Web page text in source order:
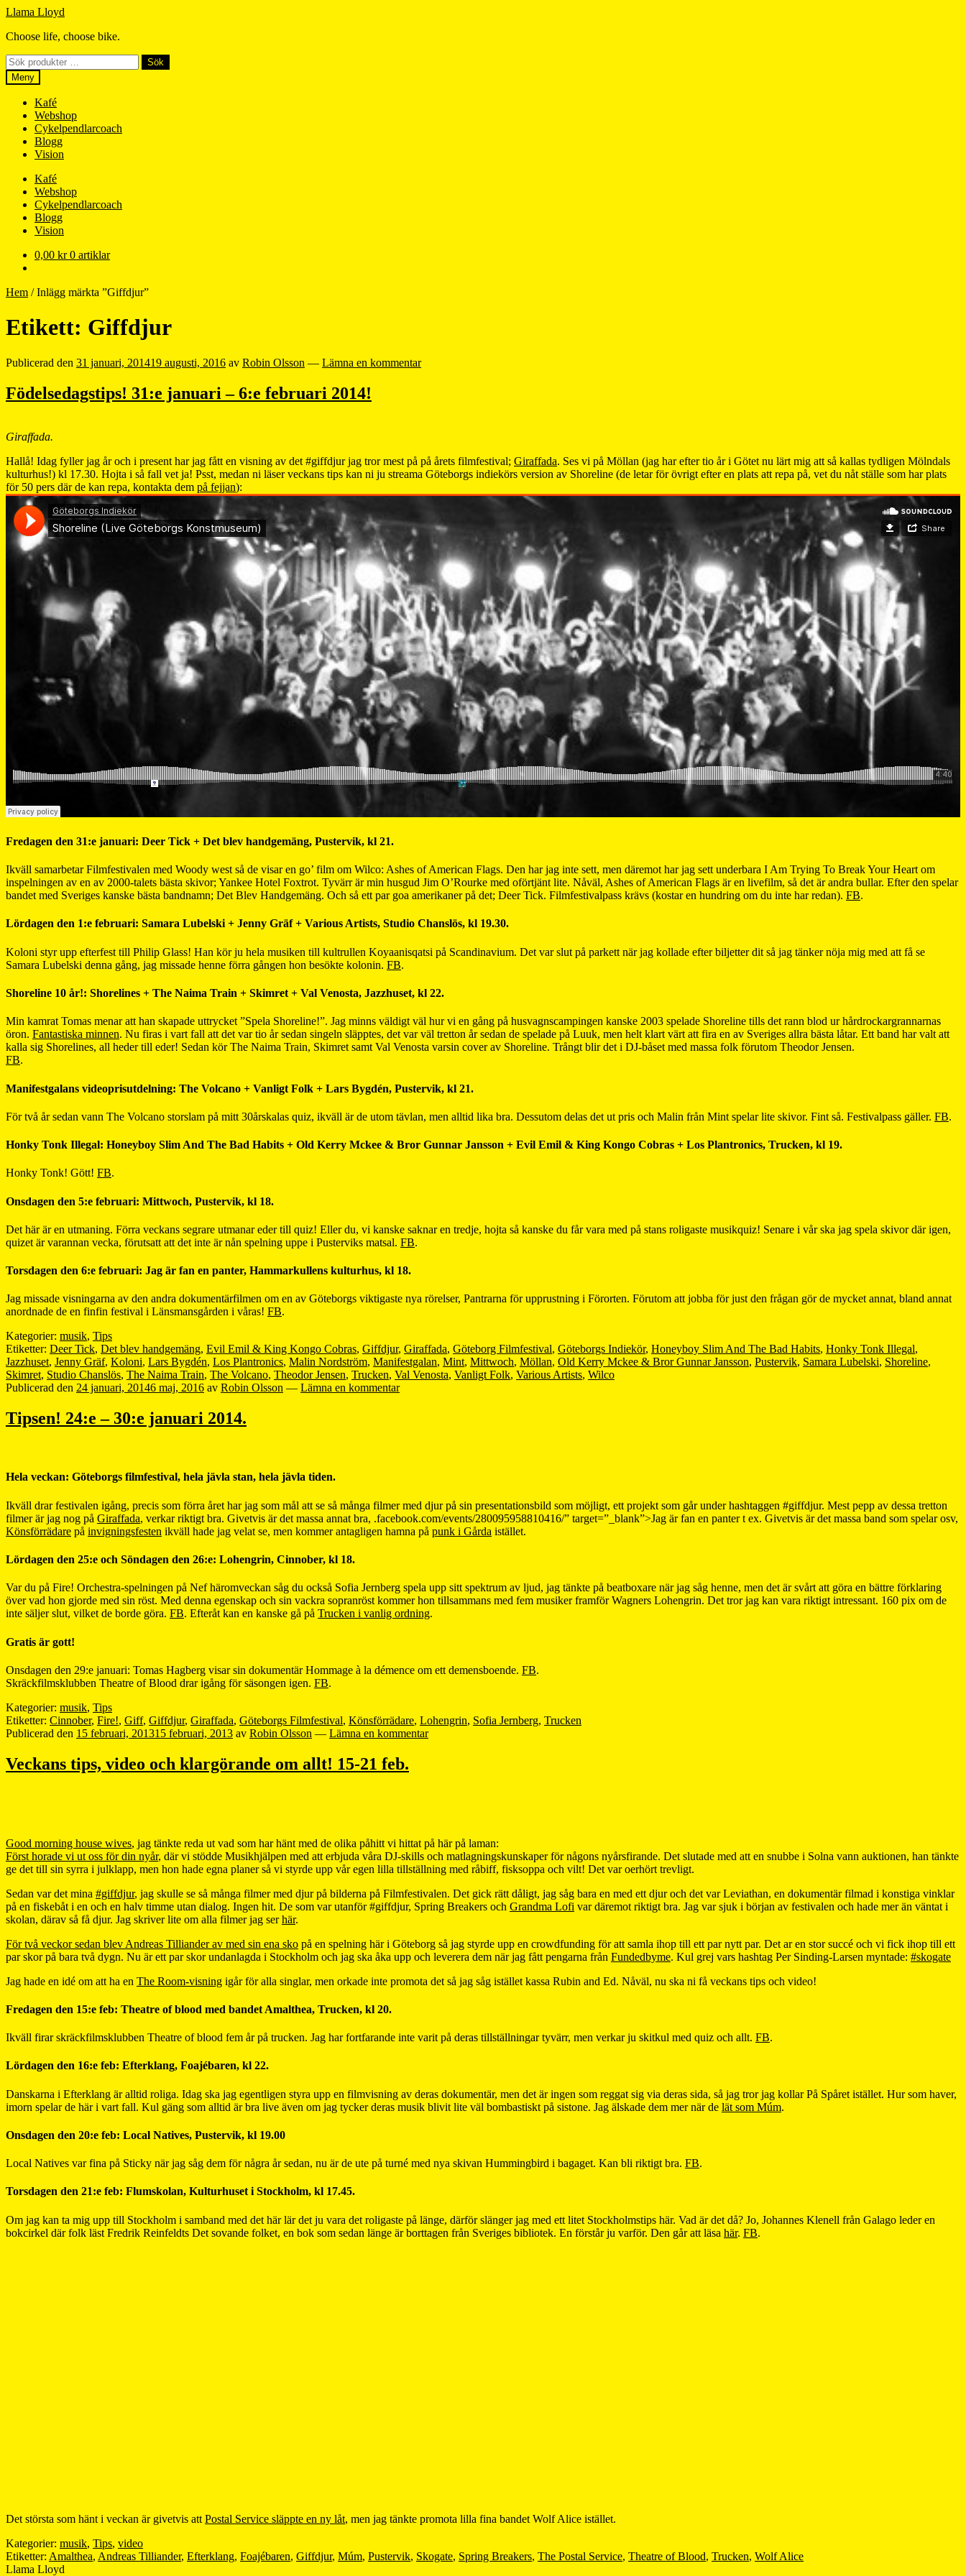
Hoppa
navigering
Hoppa
innehåll
Llama Lloyd
Choose life, choose bike.
Sök
efter:
Sök
Meny
Kafé
Webshop
Cykelpendlarcoach
Blogg
Vision
Kafé
Webshop
Cykelpendlarcoach
Blogg
Vision
0,00 kr 0 artiklar
Hem /Inlägg märkta ”Giffdjur”
Etikett: Giffdjur
Publicerad den 31 januari, 201419 augusti, 2016 av Robin Olsson — Lämna en kommentar
Födelsedagstips! 31:e januari – 6:e februari 2014!
Giraffada.
Hallå! Idag fyller jag år och i present har jag fått en visning av det #giffdjur jag tror mest på på årets filmfestival; Giraffada. Ses vi på Möllan (jag har efter tio år i Götet nu lärt mig att så kallas tydligen Mölndals
kulturhus!) kl 17.30. Hojta i så fall vet ja! Psst, medan ni läser veckans tips kan ni ju streama Göteborgs indiekörs version av Shoreline (de letar för övrigt efter en plats att repa på, vet du nåt ställe som har plats
för 50 pers där de kan repa, kontakta dem på fejjan):
Fredagen den 31:e januari: Deer Tick + Det blev handgemäng, Pustervik, kl 21.
Ikväll samarbetar Filmfestivalen med Woody west så de visar en go’ film om Wilco: Ashes of American Flags. Den har jag inte sett, men däremot har jag sett underbara I Am Trying To Break Your Heart om
inspelningen av en av 2000-talets bästa skivor; Yankee Hotel Foxtrot. Tyvärr är min husgud Jim O’Rourke med oförtjänt lite. Nåväl, Ashes of American Flags är en livefilm, så det är andra bullar. Efter den spelar
bandet med Sveriges kanske bästa bandnamn; Det Blev Handgemäng. Och så ett par goa amerikaner på det; Deer Tick. Filmfestivalpass krävs (kostar en hundring om du inte har redan). FB.
Lördagen den 1:e februari: Samara Lubelski + Jenny Gräf + Various Artists, Studio Chanslös, kl 19.30.
Koloni styr upp efterfest till Philip Glass! Han kör ju hela musiken till kultrullen Koyaanisqatsi på Scandinavium. Det var slut på parkett när jag kollade efter biljetter dit så jag tänker nöja mig med att få se
Samara Lubelski denna gång, jag missade henne förra gången hon besökte kolonin. FB.
Shoreline 10 år!: Shorelines + The Naima Train + Skimret + Val Venosta, Jazzhuset, kl 22.
Min kamrat Tomas menar att han skapade uttrycket ”Spela Shoreline!”. Jag minns väldigt väl hur vi en gång på husvagnscampingen kanske 2003 spelade Shoreline tills det rann blod ur hårdrockargrannarnas
öron. Fantastiska minnen. Nu firas i vart fall att det var tio år sedan singeln släpptes, det var väl tretton år sedan de spelade på Luuk, men helt klart värt att fira en av Sveriges allra bästa låtar. Ett band har valt att
kalla sig Shorelines, all heder till eder! Sedan kör The Naima Train, Skimret samt Val Venosta varsin cover av Shoreline. Trångt blir det i DJ-båset med massa folk förutom Theodor Jensen.
FB.
Manifestgalans videoprisutdelning: The Volcano + Vanligt Folk + Lars Bygdén, Pustervik, kl 21.
För två år sedan vann The Volcano storslam på mitt 30årskalas quiz, ikväll är de utom tävlan, men alltid lika bra. Dessutom delas det ut pris och Malin från Mint spelar lite skivor. Fint så. Festivalpass gäller. FB.
Honky Tonk Illegal: Honeyboy Slim And The Bad Habits + Old Kerry Mckee & Bror Gunnar Jansson + Evil Emil & King Kongo Cobras + Los Plantronics, Trucken, kl 19.
Honky Tonk! Gött! FB.
Onsdagen den 5:e februari: Mittwoch, Pustervik, kl 18.
Det här är en utmaning. Förra veckans segrare utmanar eder till quiz! Eller du, vi kanske saknar en tredje, hojta så kanske du får vara med på stans roligaste musikquiz! Senare i vår ska jag spela skivor där igen,
quizet är varannan vecka, förutsatt att det inte är nån spelning uppe i Pusterviks matsal. FB.
Torsdagen den 6:e februari: Jag är fan en panter, Hammarkullens kulturhus, kl 18.
Jag missade visningarna av den andra dokumentärfilmen om en av Göteborgs viktigaste nya rörelser, Pantrarna för upprustning i Förorten. Förutom att jobba för just den frågan gör de mycket annat, bland annat
anordnade de en finfin festival i Länsmansgården i våras! FB.
Kategorier: musik, Tips
Etiketter: Deer Tick, Det blev handgemäng, Evil Emil & King Kongo Cobras, Giffdjur, Giraffada, Göteborg Filmfestival, Göteborgs Indiekör, Honeyboy Slim And The Bad Habits, Honky Tonk Illegal,
Jazzhuset, Jenny Gräf, Koloni, Lars Bygdén, Los Plantronics, Malin Nordström, Manifestgalan, Mint, Mittwoch, Möllan, Old Kerry Mckee & Bror Gunnar Jansson, Pustervik, Samara Lubelski, Shoreline,
Skimret, Studio Chanslös, The Naima Train, The Volcano, Theodor Jensen, Trucken, Val Venosta, Vanligt Folk, Various Artists, Wilco
Publicerad den 24 januari, 20146 maj, 2016 av Robin Olsson — Lämna en kommentar
Tipsen! 24:e – 30:e januari 2014.
Hela veckan: Göteborgs filmfestival, hela jävla stan, hela jävla tiden.
Ikväll drar festivalen igång, precis som förra året har jag som mål att se så många filmer med djur på sin presentationsbild som möjligt, ett projekt som går under hashtaggen #giffdjur. Mest pepp av dessa tretton
filmer är jag nog på Giraffada, verkar riktigt bra. Givetvis är det massa annat bra, .facebook.com/events/280095958810416/” target=”_blank”>Jag är fan en panter t ex. Givetvis är det massa band som spelar osv,
Könsförrädare på invigningsfesten ikväll hade jag velat se, men kommer antagligen hamna på punk i Gårda istället.
Lördagen den 25:e och Söndagen den 26:e: Lohengrin, Cinnober, kl 18.
Var du på Fire! Orchestra-spelningen på Nef häromveckan såg du också Sofia Jernberg spela upp sitt spektrum av ljud, jag tänkte på beatboxare när jag såg henne, men det är svårt att göra en bättre förklaring
över vad hon gjorde med sin röst. Med denna egenskap och sin vackra sopranröst kommer hon tillsammans med fem musiker framför Wagners Lohengrin. Det tror jag kan vara riktigt intressant. 160 pix om de
inte säljer slut, vilket de borde göra. FB. Efteråt kan en kanske gå på Trucken i vanlig ordning.
Gratis är gott!
Onsdagen den 29:e januari: Tomas Hagberg visar sin dokumentär Hommage à la démence om ett demensboende. FB.
Skräckfilmsklubben Theatre of Blood drar igång för säsongen igen. FB.
Kategorier: musik, Tips
Etiketter: Cinnober, Fire!, Giff, Giffdjur, Giraffada, Göteborgs Filmfestival, Könsförrädare, Lohengrin, Sofia Jernberg, Trucken
Publicerad den 15 februari, 201315 februari, 2013 av Robin Olsson — Lämna en kommentar
Veckans tips, video och klargörande om allt! 15-21 feb.
Good morning house wives, jag tänkte reda ut vad som har hänt med de olika påhitt vi hittat på här på laman:
Först horade vi ut oss för din nyår, där vi stödde Musikhjälpen med att erbjuda våra DJ-skills och matlagningskunskaper för någons nyårsfirande. Det slutade med att en snubbe i Solna vann auktionen, han tänkte
ge det till sin syrra i julklapp, men hon hade egna planer så vi styrde upp vår egen lilla tillställning med råbiff, fisksoppa och vilt! Det var oerhört trevligt.
Sedan var det mina #giffdjur, jag skulle se så många filmer med djur på bilderna på Filmfestivalen. Det gick rätt dåligt, jag såg bara en med ett djur och det var Leviathan, en dokumentär filmad i konstiga vinklar
på en fiskebåt i en och en halv timme utan dialog. Ingen hit. De som var utanför #giffdjur, Spring Breakers och Grandma Lofi var däremot riktigt bra. Jag var sjuk i början av festivalen och hade mer än väntat i
skolan, därav så få djur. Jag skriver lite om alla filmer jag serhär.
För två veckor sedan blev Andreas Tilliander av med sin ena sko på en spelning här i Göteborg så jag styrde upp en crowdfunding för att samla ihop till ett par nytt par. Det ar en stor succé och vi fick ihop till ett
par skor på bara två dygn. Nu är ett par skor undanlagda i Stockholm och jag ska åka upp och leverera dem när jag fått pengarna från Fundedbyme. Kul grej vars hashtag Per Sinding-Larsen myntade: #skogate
Jag hade en idé om att ha en The Room-visning igår för alla singlar, men orkade inte promota det så jag såg istället kassa Rubin and Ed. Nåväl, nu ska ni få veckans tips och video!
Fredagen den 15:e feb: Theatre of blood med bandet Amalthea, Trucken, kl 20.
Ikväll firar skräckfilmsklubben Theatre of blood fem år på trucken. Jag har fortfarande inte varit på deras tillställningar tyvärr, men verkar ju skitkul med quiz och allt. FB.
Lördagen den 16:e feb: Efterklang, Foajébaren, kl 22.
Danskarna i Efterklang är alltid roliga. Idag ska jag egentligen styra upp en filmvisning av deras dokumentär, men det är ingen som reggat sig via deras sida, så jag tror jag kollar På Spåret istället. Hur som haver,
imorn spelar de här i vart fall. Kul gäng som alltid är bra live även om jag tycker deras musik blivit lite väl bombastiskt på sistone. Jag älskade dem mer när de lät som Múm.
Onsdagen den 20:e feb: Local Natives, Pustervik, kl 19.00
Local Natives var fina på Sticky när jag såg dem för några år sedan, nu är de ute på turné med nya skivan Hummingbird i bagaget. Kan bli riktigt bra. FB.
Torsdagen den 21:e feb: Flumskolan, Kulturhuset i Stockholm, kl 17.45.
Om jag kan ta mig upp till Stockholm i samband med det här lär det ju vara det roligaste på länge, därför slänger jag med ett litet Stockholmstips här. Vad är det då? Jo, Johannes Klenell från Galago leder en
bokcirkel där folk läst Fredrik Reinfeldts Det sovande folket, en bok som sedan länge är borttagen från Sveriges bibliotek. En förstår ju varför. Den går att läsa här. FB.
Det största som hänt i veckan är givetvis att Postal Service släppte en ny låt, men jag tänkte promota lilla fina bandet Wolf Alice istället.
Kategorier: musik, Tips, video
Etiketter: Amalthea, Andreas Tilliander, Efterklang, Foajébaren, Giffdjur, Múm, Pustervik, Skogate, Spring Breakers, The Postal Service, Theatre of Blood, Trucken, Wolf Alice
Llama Lloyd